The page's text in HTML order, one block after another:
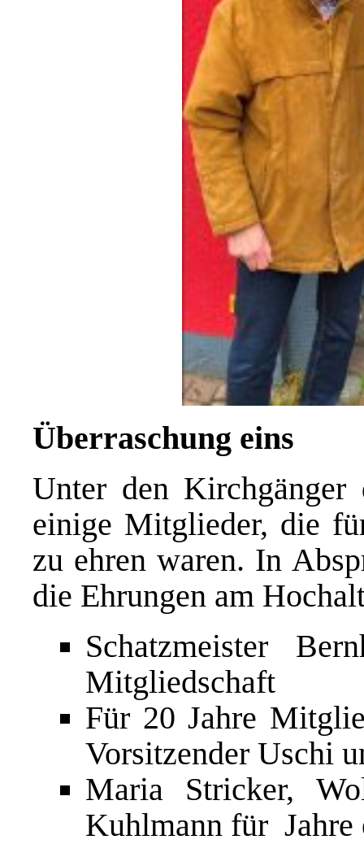
Überraschung eins
Unter den Kirchgänger
einige Mitglieder, die
zu ehren waren. In
die Ehrungen am
Schatzmeister
Mitgliedschaft
Für 20 Jahre
Vorsitzender Uschi
Maria Stricker,
Kuhlmann für Jahre